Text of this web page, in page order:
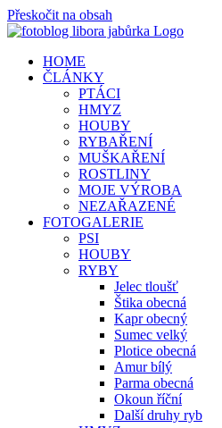
Přeskočit na obsah
HOME
ČLÁNKY
PTÁCI
HMYZ
HOUBY
RYBAŘENÍ
MUŠKAŘENÍ
ROSTLINY
MOJE VÝROBA
NEZAŘAZENÉ
FOTOGALERIE
PSI
HOUBY
RYBY
Jelec tloušť
Štika obecná
Kapr obecný
Sumec velký
Plotice obecná
Amur bílý
Parma obecná
Okoun říční
Další druhy ryb